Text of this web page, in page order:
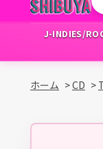
J-INDIES/
ホーム >CD >